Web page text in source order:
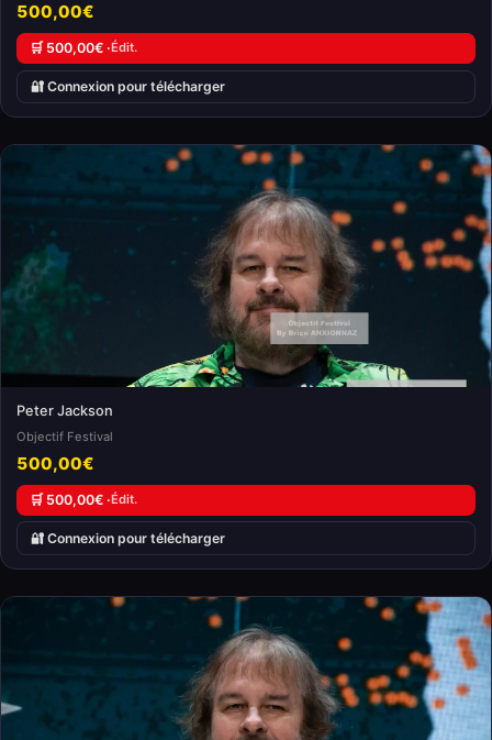
500,00€
🛒 500,00€ ·Édit.
🔐 Connexion pour télécharger
Peter Jackson
Objectif Festival
500,00€
🛒 500,00€ ·Édit.
🔐 Connexion pour télécharger